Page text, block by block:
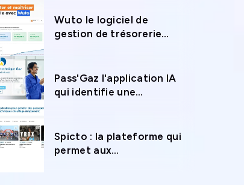
Wuto le logiciel de
gestion de trésorerie
entreprise
Pass'Gaz l'application IA
qui identifie une
Spicto : la plateforme qui
permet aux